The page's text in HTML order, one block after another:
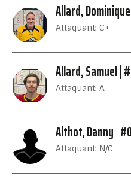
Allard, Dominique
Attaquant: C+
Allard, Samuel
Attaquant: A
Althot, Danny
Attaquant: N/C